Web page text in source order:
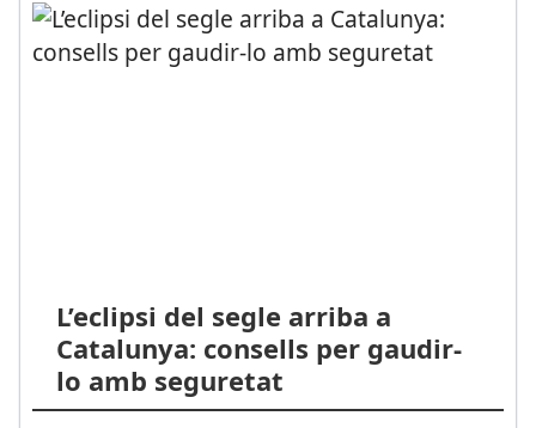
L’eclipsi del segle arriba a
Catalunya: consells per gaudir-
lo amb seguretat